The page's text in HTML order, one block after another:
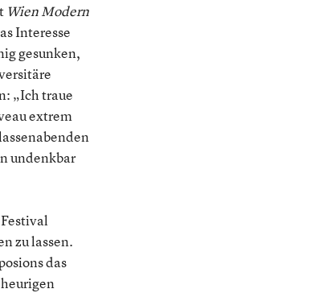
Wien Modern
Interesse
gesunken,
„Ich traue
extrem
undenkbar
zu lassen.
das